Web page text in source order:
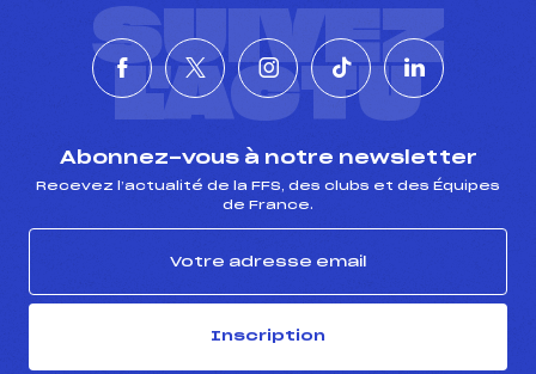
SUIVEZ
L'ACTU
Abonnez-vous à notre newsletter
Recevez l’actualité de la FFS, des clubs et des Équipes
de France.
Inscription